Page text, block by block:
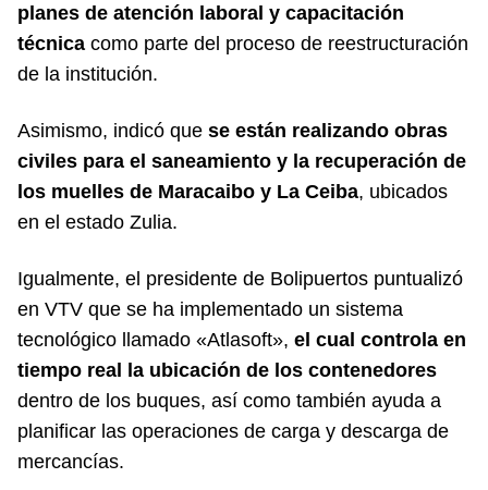
planes de atención laboral y capacitación
técnica como parte del proceso de reestructuración
de la institución.
Asimismo, indicó que se están realizando obras
civiles para el saneamiento y la recuperación de
los muelles de Maracaibo y La Ceiba, ubicados
en el estado Zulia.
Igualmente, el presidente de Bolipuertos puntualizó
en VTV que se ha implementado un sistema
tecnológico llamado «Atlasoft», el cual controla en
tiempo real la ubicación de los contenedores
dentro de los buques, así como también ayuda a
planificar las operaciones de carga y descarga de
mercancías.